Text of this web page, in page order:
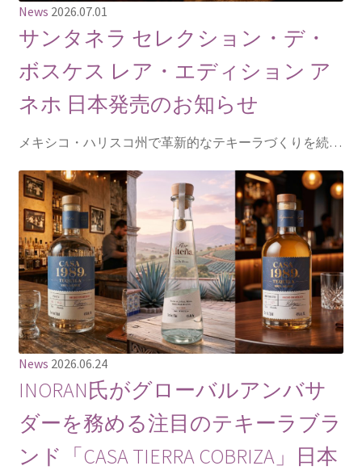
News 2026.07.01
サンタネラ セレクション・デ・
ボスケス レア・エディション ア
ネホ 日本発売のお知らせ
メキシコ・ハリスコ州で革新的なテキーラづくりを続…
News 2026.06.24
INORAN氏がグローバルアンバサ
ダーを務める注目のテキーラブラ
ンド「CASA TIERRA COBRIZA」日本